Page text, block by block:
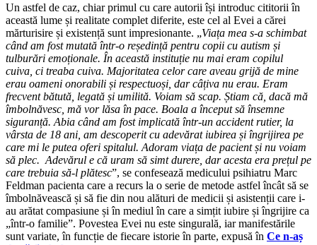
Un astfel de caz, chiar primul cu care autorii își introduc cititorii în
această lume și realitate complet diferite, este cel al Evei a cărei
mărturisire și existență sunt impresionante. „Viața mea s-a schimbat
când am fost mutată într-o reședință pentru copii cu autism și
tulburări emoționale. În această instituție nu mai eram copilul
cuiva, ci treaba cuiva. Majoritatea celor care aveau grijă de mine
erau oameni onorabili și respectuoși, dar câțiva nu erau. Eram
frecvent bătută, legată și umilită. Voiam să scap. Știam că, dacă mă
îmbolnăvesc, mă vor lăsa în pace. Boala a început să însemne
siguranță. Abia când am fost implicată într-un accident rutier, la
vârsta de 18 ani, am descoperit cu adevărat iubirea și îngrijirea pe
care mi le putea oferi spitalul. Adoram viața de pacient și nu voiam
să plec. Adevărul e că uram să simt durere, dar acesta era prețul pe
care trebuia să-l plătesc”, se confesează medicului psihiatru Marc
Feldman pacienta care a recurs la o serie de metode astfel încât să se
îmbolnăvească și să fie din nou alături de medicii și asistenții care i-
au arătat compasiune și în mediul în care a simțit iubire și îngrijire ca
„într-o familie”. Povestea Evei nu este singurală, iar manifestările
sunt variate, în funcție de fiecare istorie în parte, expusă în Ce n-aș